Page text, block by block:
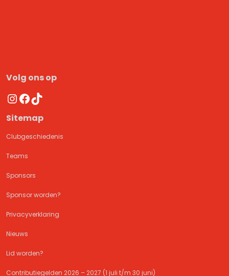
Volg ons op
Instagram
Facebook
TikTok
Sitemap
Clubgeschiedenis
Teams
Sponsors
Sponsor worden?
Privacyverklaring
Nieuws
Lid worden?
Contributiegelden 2026 – 2027 (1 juli t/m 30 juni)